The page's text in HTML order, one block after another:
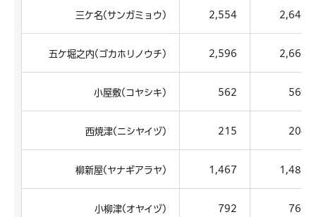
三ケ名(サンガミョウ) 2,554 2,645
五ケ堀之内(ゴカホリノウチ) 2,596 2,666
小屋敷(コヤシキ) 562 569
西焼津(ニシヤイヅ) 215 204
柳新屋(ヤナギアラヤ) 1,467 1,483
小柳津(オヤイヅ) 792 763